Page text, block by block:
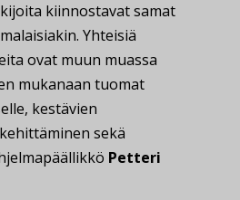
kiinnostavat samat
Yhteisiä
ovat muun muassa
mukanaan tuomat
kestävien
sekä
Petteri